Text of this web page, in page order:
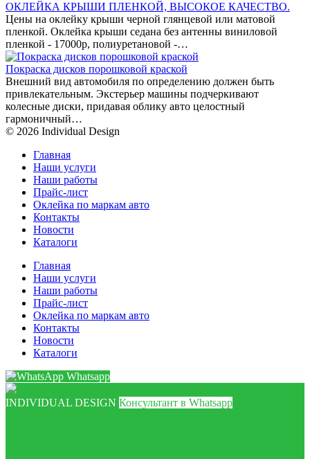
ОКЛЕЙКА КРЫШИ ПЛЕНКОЙ, ВЫСОКОЕ КАЧЕСТВО.
Цены на оклейку крыши черной глянцевой или матовой
пленкой. Оклейка крыши седана без антенны виниловой
пленкой - 17000р, полиуретановой -…
Покраска дисков порошковой краской
Внешний вид автомобиля по определению должен быть
привлекательным. Экстерьер машины подчеркивают
колесные диски, придавая облику авто целостный
гармоничный…
© 2026 Individual Design
Главная
Наши услуги
Наши работы
Прайс-лист
Оклейка по маркам авто
Контакты
Новости
Каталоги
Главная
Наши услуги
Наши работы
Прайс-лист
Оклейка по маркам авто
Контакты
Новости
Каталоги
Whatsapp
INDIVIDUAL DESIGN Консультант в Whatsapp